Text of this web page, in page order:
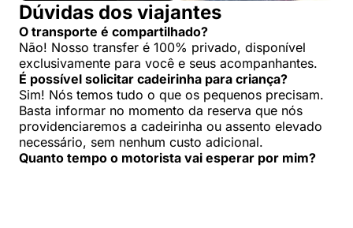
Dúvidas dos viajantes
O transporte é compartilhado?
Não! Nosso transfer é 100% privado, disponível
exclusivamente para você e seus acompanhantes.
É possível solicitar cadeirinha para criança?
Sim! Nós temos tudo o que os pequenos precisam.
Basta informar no momento da reserva que nós
providenciaremos a cadeirinha ou assento elevado
necessário, sem nenhum custo adicional.
Quanto tempo o motorista vai esperar por mim?